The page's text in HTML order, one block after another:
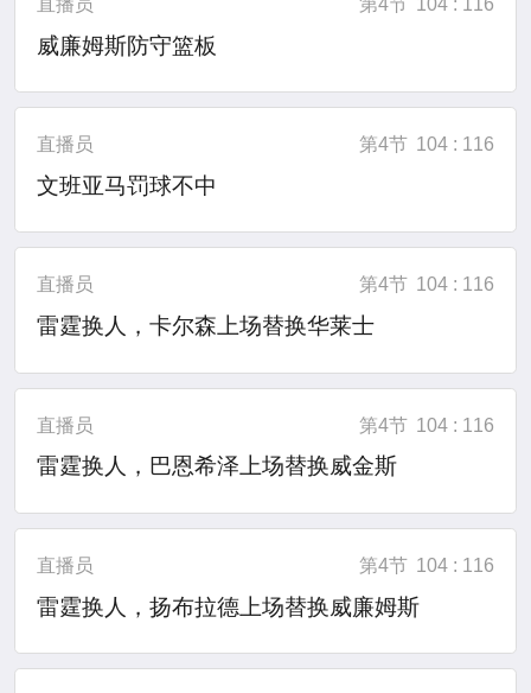
威廉姆斯防守篮板
直播员 第4节 104 : 116
文班亚马罚球不中
直播员 第4节 104 : 116
雷霆换人，卡尔森上场替换华莱士
直播员 第4节 104 : 116
雷霆换人，巴恩希泽上场替换威金斯
直播员 第4节 104 : 116
雷霆换人，扬布拉德上场替换威廉姆斯